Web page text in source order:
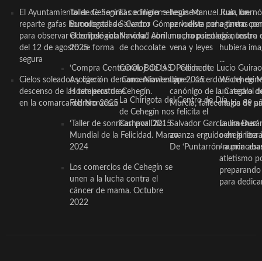
El Ayuntamiento de Cehegín
reparte gafas homologadas
para observar el eclipse solar
del 12 de agosto de forma
segura
Cielos soleados y ligero
descenso de las temperaturas
en la comarca del Noroeste
Taller de Sonrisas e Higiene
Bucodental de ‘Centro
Odontológico Innova’. Abril
2025
‘Compra Contrarreloj’ de la
Asociación de Comerciantes y
Hosteleros de Cehegín.
Febrero 2025
‘Taller de sonrisas’ por Día
Mundial de la Felicidad. Marzo
2024
Los comercios de Cehegín se
unen a la lucha contra el
cáncer de mama. Octubre
2022
El cocinero ceheginero
Salvador Gómez vuelve por
Navidad con una propuesta
de chocolate
COOL BODAS. Pedida de
mano. Noviembre 2015
La Chirigota del Centro de Día
de Cehegín nos felicita el
Carnaval 2015
Jesús Manuel Ruiz, un
periodista ceheginero con
mucha psicología, teatro
vena y leyes
D. Clemente Lucio Guirao
López, sacerdote
canónigo de la Catedral
Murcia, fallece a los 89
Salvador García Jiménez
avanza erguido en la
De ‘Puntarrón’ a
Juan
a tantas
de nuestra
hubiera
...
Wichy de
un regalo
magia de
Laura
ceheginera
«nunca
atletismo
para